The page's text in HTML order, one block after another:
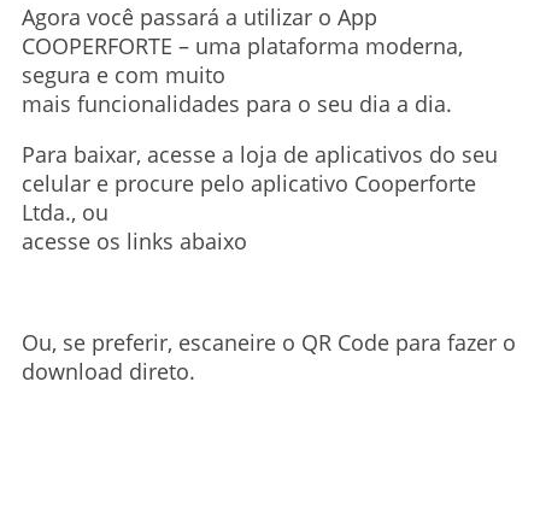
Agora você passará a utilizar o App
COOPERFORTE – uma plataforma moderna,
segura e com muito
mais funcionalidades para o seu dia a dia.
Para baixar, acesse a loja de aplicativos do seu
celular e procure pelo aplicativo Cooperforte
Ltda., ou
acesse os links abaixo
Ou, se preferir, escaneire o QR Code para fazer o
download direto.